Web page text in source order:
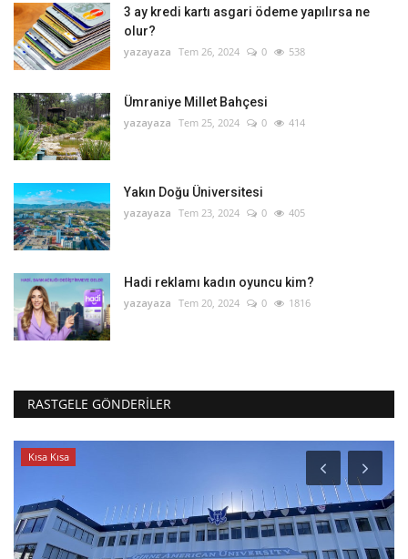
3 ay kredi kartı asgari ödeme yapılırsa ne
olur?
yazayaza Tem 26, 2024 0 538
Ümraniye Millet Bahçesi
yazayaza Tem 25, 2024 0 414
Yakın Doğu Üniversitesi
yazayaza Tem 23, 2024 0 405
Hadi reklamı kadın oyuncu kim?
yazayaza Tem 20, 2024 0 1816
RASTGELE GÖNDERILER
Kısa Kısa